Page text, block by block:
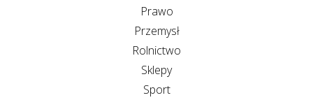
Prawo
Przemysł
Rolnictwo
Sklepy
Sport